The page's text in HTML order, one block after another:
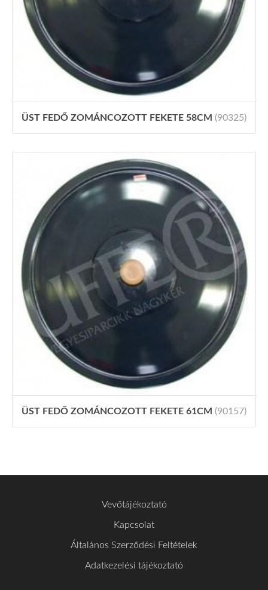
ÜST FEDŐ ZOMÁNCOZOTT FEKETE 58CM (90325)
ÜST FEDŐ ZOMÁNCOZOTT FEKETE 61CM (90157)
Vevőtájékoztató
Kapcsolat
Általános Szerződési Feltételek
Adatkezelési tájékoztató